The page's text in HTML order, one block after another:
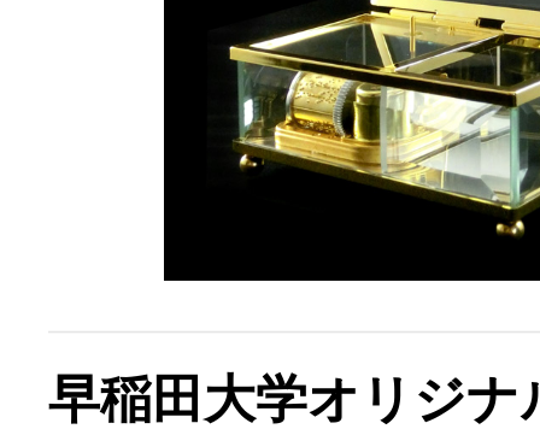
早稲田大学オリジナ